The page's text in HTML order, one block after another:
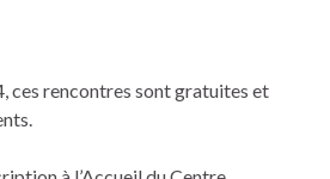
ces rencontres sont gratuites et